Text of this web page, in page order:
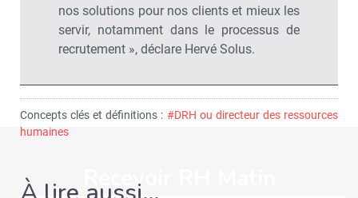
nos solutions pour nos clients et mieux les
servir, notamment dans le processus de
recrutement », déclare Hervé Solus.
Concepts clés et définitions : #DRH ou directeur des ressources
humaines
Recevoir RH Matin